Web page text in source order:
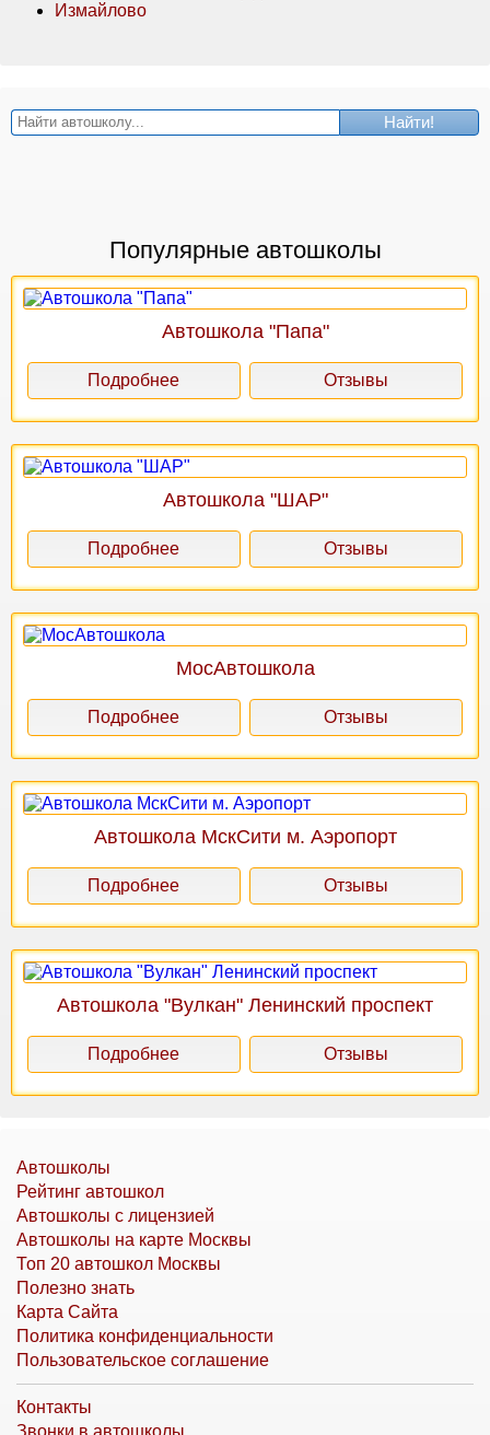
Измайлово
Найти!
Популярные автошколы
Автошкола "Папа"
Подробнее Отзывы
Автошкола "ШАР"
Подробнее Отзывы
МосАвтошкола
Подробнее Отзывы
Автошкола МскСити м. Аэропорт
Подробнее Отзывы
Автошкола "Вулкан" Ленинский проспект
Подробнее Отзывы
Автошколы
Рейтинг автошкол
Автошколы с лицензией
Автошколы на карте Москвы
Топ 20 автошкол Москвы
Полезно знать
Карта Сайта
Политика конфиденциальности
Пользовательское соглашение
Контакты
Звонки в автошколы